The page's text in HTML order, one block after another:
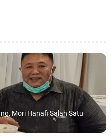
Mori Hanafi Salah Satu